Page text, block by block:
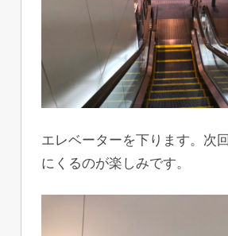
エレベーターを下ります。次
にくるのが楽しみです。